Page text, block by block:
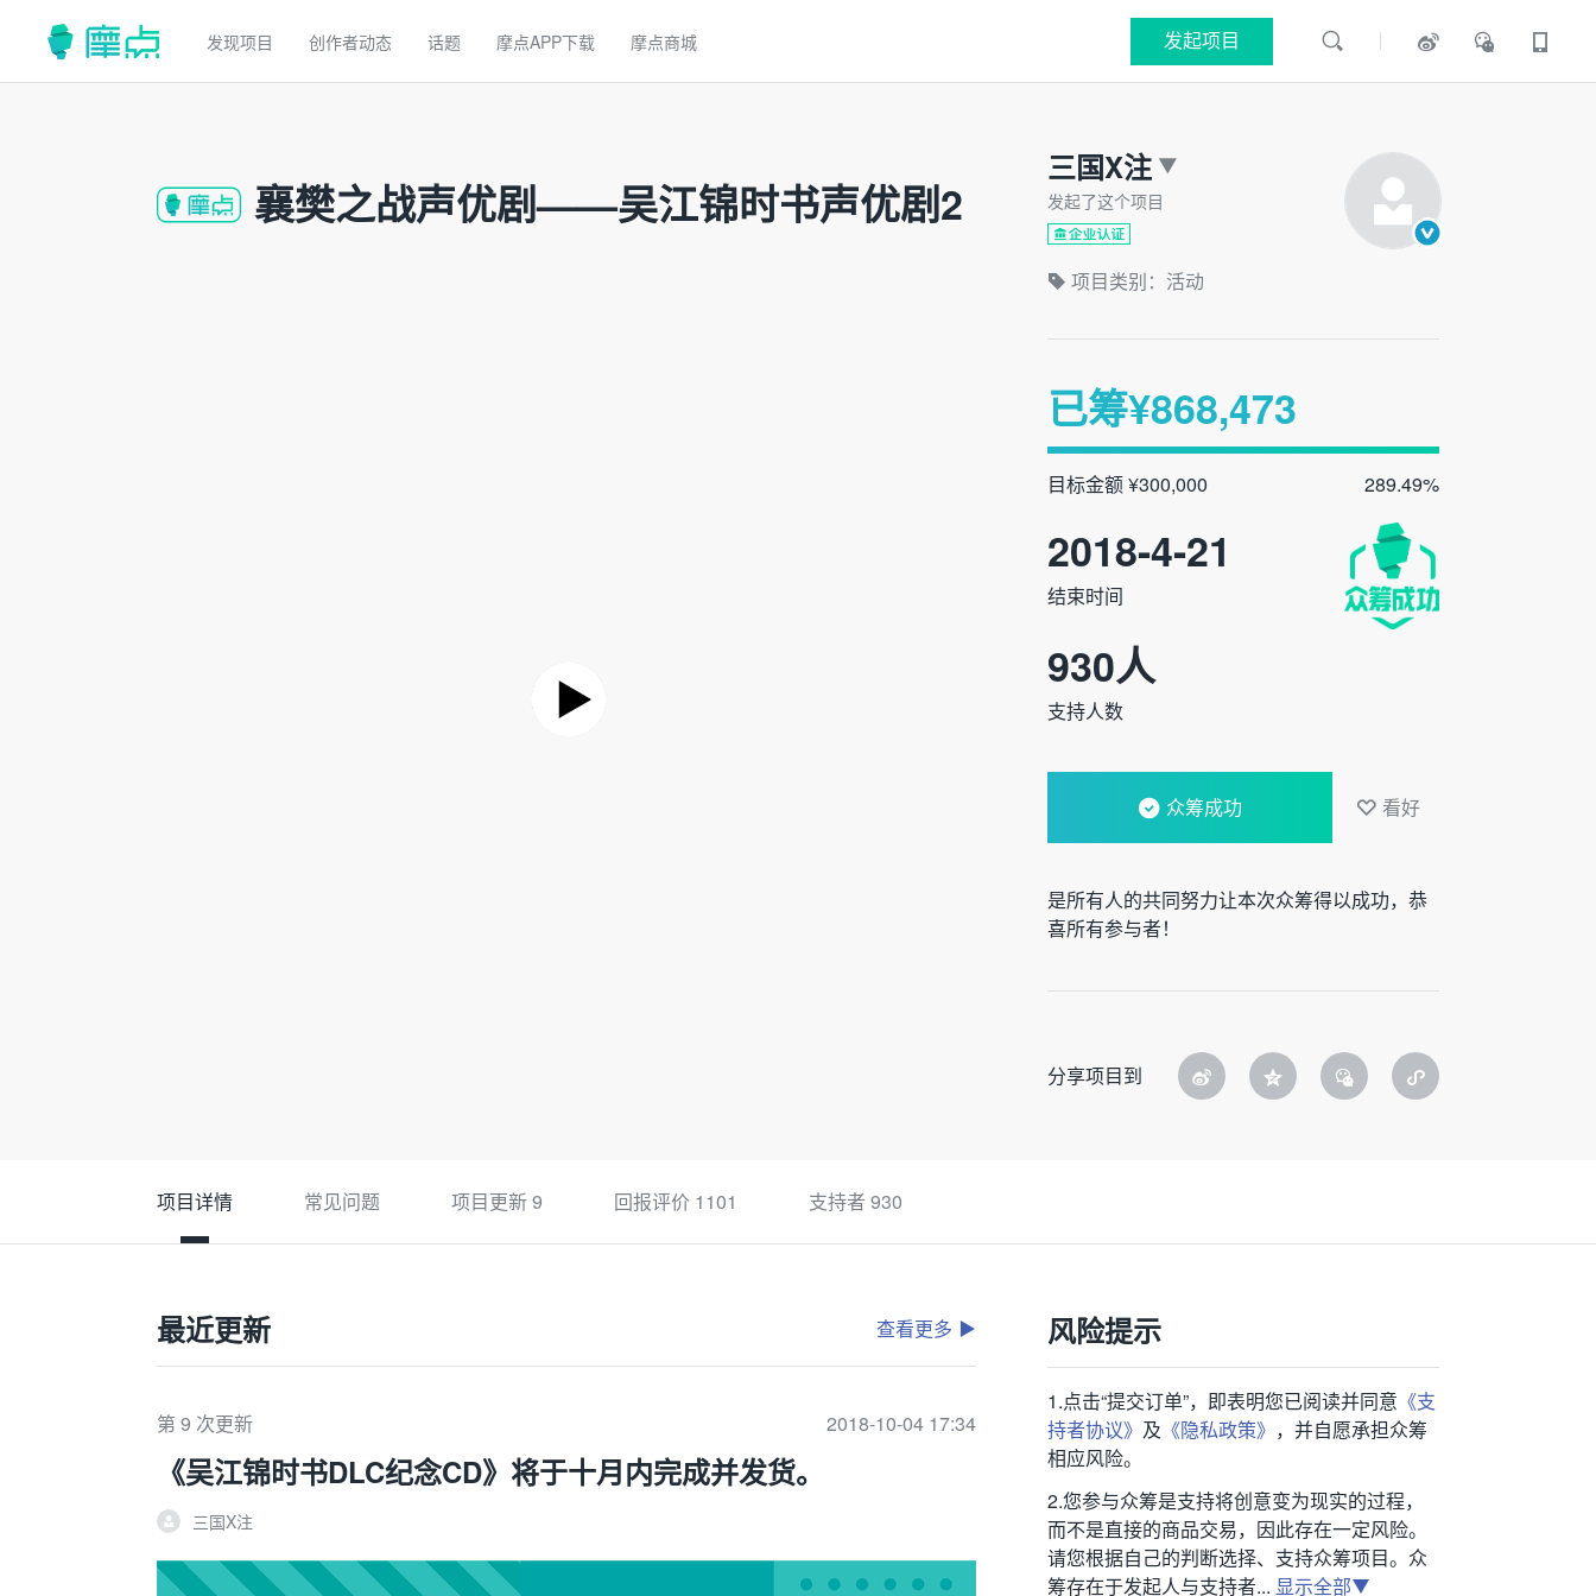
发现项目 创作者动态 话题 摩点APP下载 摩点商城 发起项目
襄樊之战声优剧——吴江锦时书声优剧2
三国X注
发起了这个项目
项目类别：活动
已筹¥868,473
目标金额 ¥300,000 289.49%
2018-4-21
结束时间
930人
支持人数
众筹成功 看好
是所有人的共同努力让本次众筹得以成功，恭
喜所有参与者！
分享项目到
项目详情 常见问题 项目更新9 回报评价 1101 支持者 930
风险提示
1.点击“提交订单”，即表明您已阅读并同意 《支
持者协议》 及 《隐私政策》 ，并自愿承担众筹
相应风险。
2.您参与众筹是支持将创意变为现实的过程，
而不是直接的商品交易，因此存在一定风险。
请您根据自己的判断选择、支持众筹项目。众
筹存在于发起人与支持者... 显示全部
最近更新 查看更多
第 9 次更新 2018-10-04 17:34
《吴江锦时书DLC纪念CD》将于十月内完成并发货。
三国X注